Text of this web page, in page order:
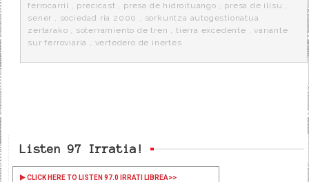
ferrocarril , precicast , presa de hidroituango , presa de ilisu ,
sener , sociedad ria 2000 , sorkuntza autogestionatua
zertarako , soterramiento de tren ,tierra excedente ,variante
sur ferroviaria , vertedero de inertes
Listen 97 Irratia!
CLICK HERE TO LISTEN 97.0 IRRATI LIBREA>>